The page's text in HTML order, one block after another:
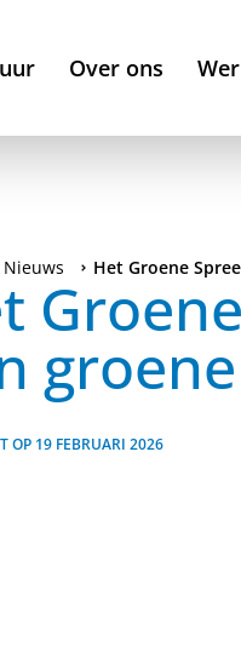
Over ons
Nieuws Het Groene
OP 19 FEBRUARI 2026